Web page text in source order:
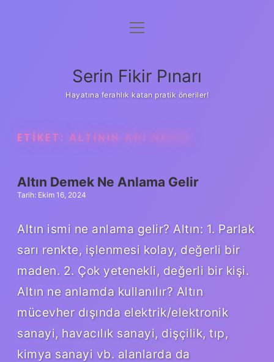
Gizlilik Politikası
Yasal Uyarı
menüyü
Serin Fikir Pınarı
Hayatına ferahlık katan pratik öneriler!
ETIKET: ALTININ ADI NEDIR
Altın Demek Ne Anlama Gelir
Tarih: Ekim 16, 2024
Altın ismi ne anlama gelir? Altın: 1. Parlak
sarı renkte, işlenmesi kolay, değerli bir
maden. 2. Çok yetenekli, değerli bir kişi.
Altın ne anlamda kullanılır? Altın
mücevher dışında elektrik/elektronik
sanayi, havacılık sanayi, dişçilik, tıp,
kimya sanayi vb. alanlarda da